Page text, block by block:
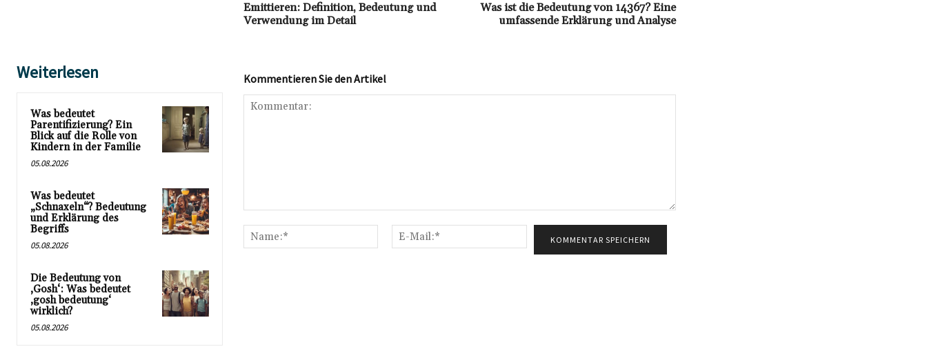
Emittieren: Definition, Bedeutung und
Verwendung im Detail
Was ist die Bedeutung von 14367? Eine
umfassende Erklärung und Analyse
Weiterlesen
Was bedeutet
Parentifizierung? Ein
Blick auf die Rolle von
Kindern in der Familie
05.08.2026
Was bedeutet
„Schnaxeln“? Bedeutung
und Erklärung des
Begriffs
05.08.2026
Die Bedeutung von
‚Gosh‘: Was bedeutet
‚gosh bedeutung‘
wirklich?
05.08.2026
Kommentieren Sie den Artikel
Name:*
Mail:*